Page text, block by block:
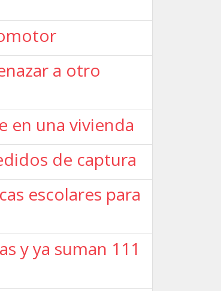
a otro
en una vivienda
de captura
escolares para
y ya suman 111